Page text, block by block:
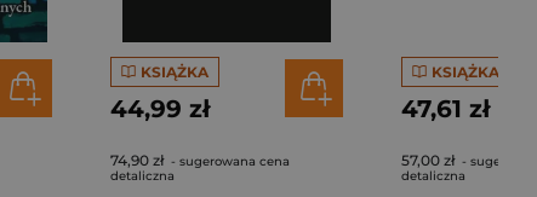
KSIĄŻKA
44,99 zł
74,90 zł - sugerowana cena
detaliczna
KSIĄŻKA
47,61 zł
57,00 zł -
detaliczna